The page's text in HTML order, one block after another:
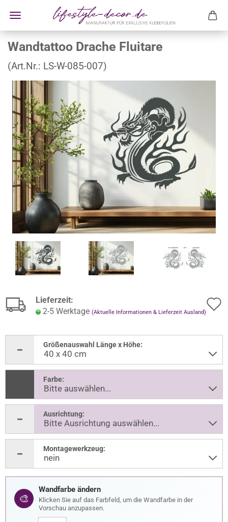
Wandtattoo Drache Fluitare
(Art.Nr.: LS-W-085-007)
Lieferzeit:
2-5 Werktage (Aktuelle Informationen & Lieferzeit Ausland)
Größenauswahl Länge x Höhe:
Farbe:
Ausrichtung:
Montagewerkzeug:
🎨
Wandfarbe ändern
Klicken Sie auf das Farbfeld, um die Wandfarbe in der
Vorschau anzupassen.